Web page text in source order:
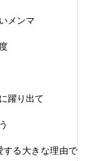
メンマ
躍り出て
する大きな理由で